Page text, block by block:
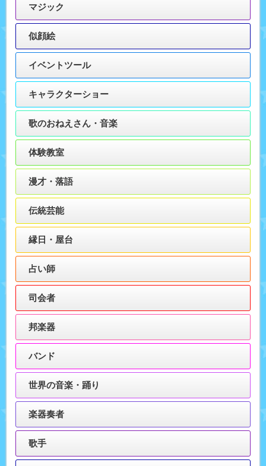
マジック
似顔絵
イベントツール
キャラクターショー
歌のおねえさん・音楽
体験教室
漫才・落語
伝統芸能
縁日・屋台
占い師
司会者
邦楽器
バンド
世界の音楽・踊り
楽器奏者
歌手